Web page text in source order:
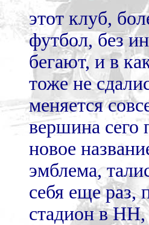
этот клуб,
футбол, без
бегают, и в
тоже не
меняется
вершина сего
новое
эмблема,
себя еще раз,
стадион в НН,